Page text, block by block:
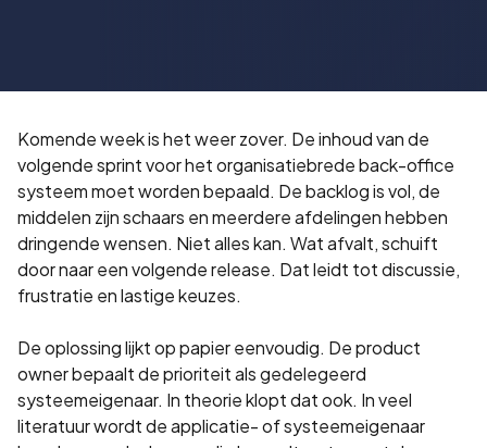
Komende week is het weer zover. De inhoud van de
volgende sprint voor het organisatiebrede back-office
systeem moet worden bepaald. De backlog is vol, de
middelen zijn schaars en meerdere afdelingen hebben
dringende wensen. Niet alles kan. Wat afvalt, schuift
door naar een volgende release. Dat leidt tot discussie,
frustratie en lastige keuzes.
De oplossing lijkt op papier eenvoudig. De product
owner bepaalt de prioriteit als gedelegeerd
systeemeigenaar. In theorie klopt dat ook. In veel
literatuur wordt de applicatie- of systeemeigenaar